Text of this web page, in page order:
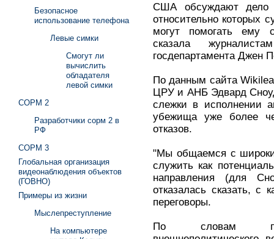
США обсуждают дело
относительно которых
могут помогать ему
сказала
госдепартамента Джен
По данным сайта
ЦРУ и АНБ Эдвард
слежки в исполнении
убежища уже более
отказов.
"Мы общаемся с
служить как
направления (для
отказалась сказать, с
переговоры.
По словам
Безопасное
использование телефона
Левые симки
Смогут ли
вычислить
обладателя
левой симки
СОРМ 2
Разработчики сорм 2 в
РФ
СОРМ 3
Глобальная организация
видеонаблюдения объектов
(ГОВНО)
Примеры из жизни
Мыслепреступление
На компьютере